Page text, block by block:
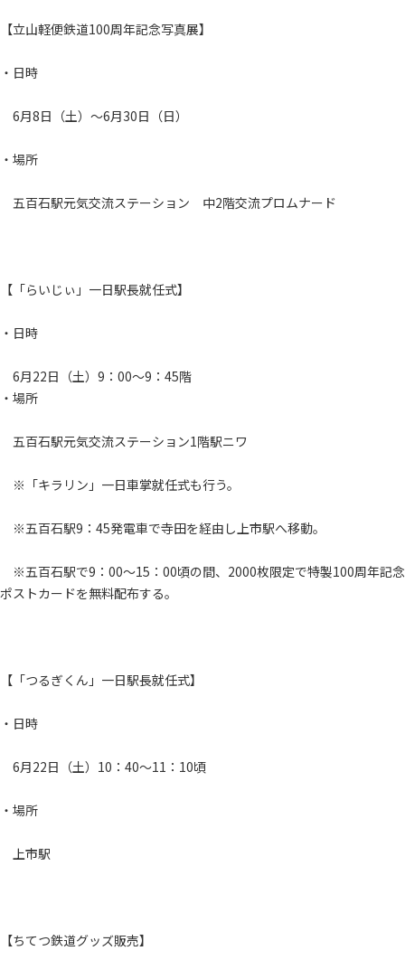
【立山軽便鉄道100周年記念写真展】
・日時
6月8日（土）～6月30日（日）
・場所
五百石駅元気交流ステーション 中2階交流プロムナード
【「らいじぃ」一日駅長就任式】
・日時
6月22日（土）9：00～9：45階
・場所
五百石駅元気交流ステーション1階駅ニワ
※「キラリン」一日車掌就任式も行う。
※五百石駅9：45発電車で寺田を経由し上市駅へ移動。
※五百石駅で9：00～15：00頃の間、2000枚限定で特製100周年記念
ポストカードを無料配布する。
【「つるぎくん」一日駅長就任式】
・日時
6月22日（土）10：40～11：10頃
・場所
上市駅
【ちてつ鉄道グッズ販売】